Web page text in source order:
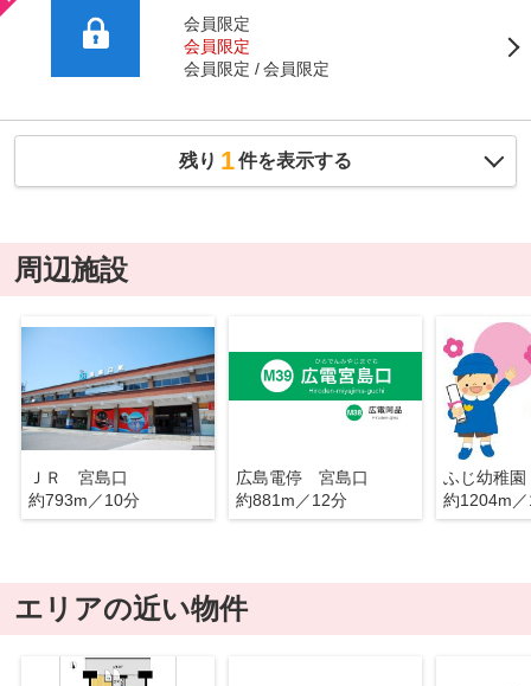
会員限定
会員限定
会員限定
会員限定
残り 1件を表示する
周辺施設
ＪＲ 宮島口
約793m／10分
広島電停 宮島口
約881m／12分
ふじ幼稚園
約1204m
エリアの近い物件